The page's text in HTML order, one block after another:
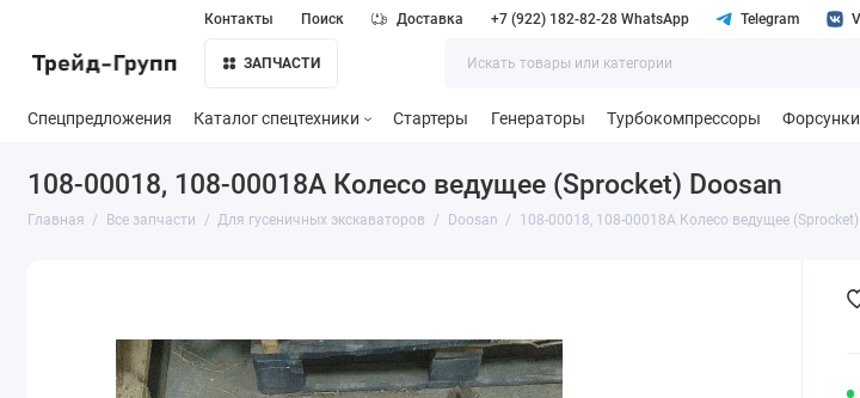
Контакты Поиск Доставка +7 (922) 182-82-28 WhatsApp Telegram
ЗАПЧАСТИ
Спецпредложения Каталог спецтехники Стартеры Генераторы Турбокомпрессоры Форсунки
108-00018, 108-00018A Колесо ведущее (Sprocket) Doosan
Главная Все запчасти Для гусеничных экскаваторов Doosan 108-00018, 108-00018A Колесо ведущее